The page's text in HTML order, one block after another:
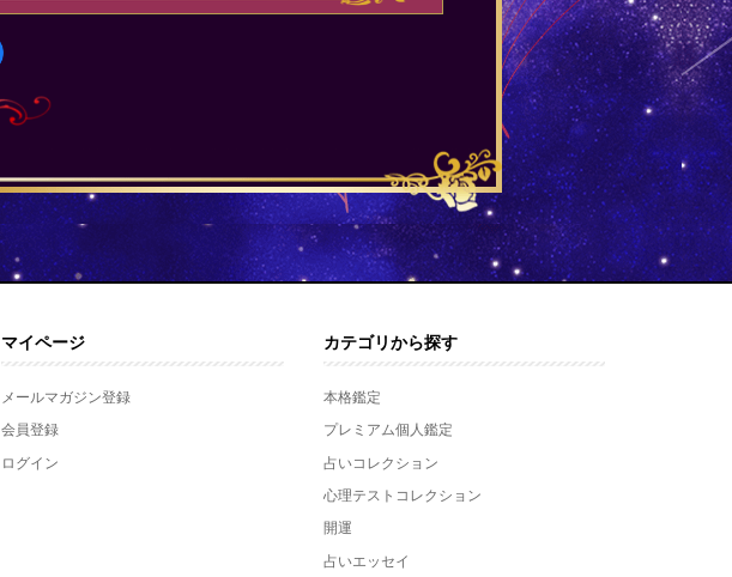
マイページ
メールマガジン登録
会員登録
ログイン
カテゴリから探す
本格鑑定
プレミアム個人鑑定
占いコレクション
心理テストコレクション
開運
占いエッセイ